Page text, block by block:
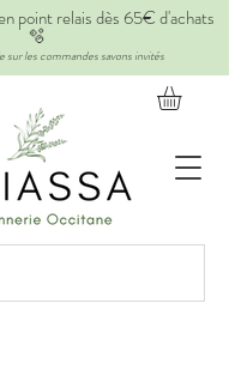
point relais dès 65€ d'achats
🫧
sur les commandes savons invités